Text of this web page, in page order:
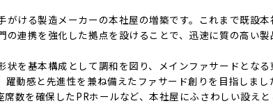
ける製造メーカーの本社屋の増築です。これまで既設
連携を強化した拠点を設けることで、迅速に質の高い
を基本構成として調和を図り、メインファサードとな
動感と先進性を兼ね備えたファサード創りを目指しま
数を確保したPRホールなど、本社屋にふさわしい設え